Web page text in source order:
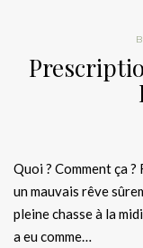
Quoi ? Comment ça
un mauvais rêve
pleine chasse à la
a eu comme…